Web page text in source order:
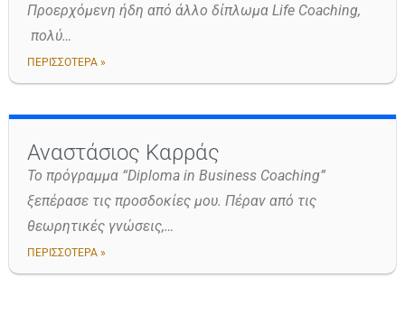
Προερχόμενη ήδη από άλλο δίπλωμα Life Coaching,
πολύ…
ΠΕΡΙΣΣΟΤΕΡΑ »
Αναστάσιος Καρράς
Το πρόγραμμα “Diploma in Business Coaching”
ξεπέρασε τις προσδοκίες μου. Πέραν από τις
θεωρητικές γνώσεις,…
ΠΕΡΙΣΣΟΤΕΡΑ »